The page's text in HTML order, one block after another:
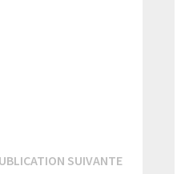
SUIVANTEPublication